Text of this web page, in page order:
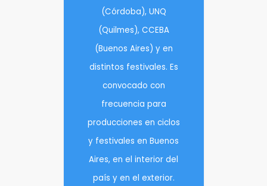
(Córdoba), UNQ
(Quilmes), CCEBA
(Buenos Aires) y en
distintos festivales. Es
convocado con
frecuencia para
producciones en ciclos
y festivales en Buenos
Aires, en el interior del
país y en el exterior.